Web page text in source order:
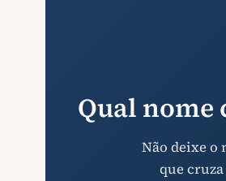
Qual
Não deixe o
que